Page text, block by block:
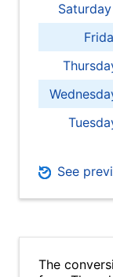
See
The